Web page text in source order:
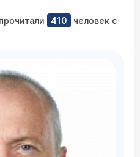
410
человек с